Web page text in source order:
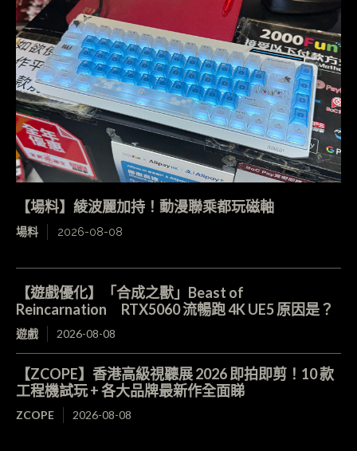
【場料】綾波麗加持！動漫聯乘都玩磁軸
場料 2026-08-08
【遊戲優化】「合成之獸」Beast of
Reincarnation RTX5060 流暢跑 4K UE5 原因是？
遊戲 2026-08-08
【ZCOPE】香港高級視聽展 2026 即拍即剪！10 款
工程機試玩 + 各大品牌最新作全面睇
ZCOPE 2026-08-08